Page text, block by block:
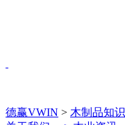
德赢VWIN > 木制品知识